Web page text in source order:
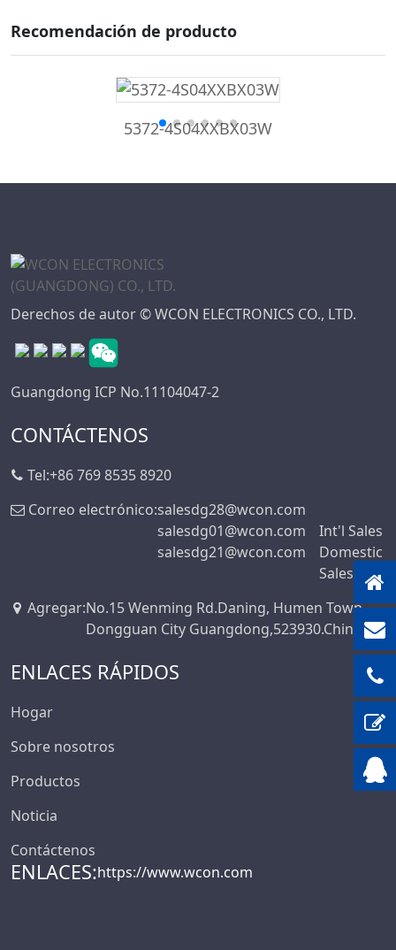
Recomendación de producto
5372-4S04XXBX03W
Derechos de autor © WCON ELECTRONICS CO., LTD.
Guangdong ICP No.11104047-2
CONTÁCTENOS
Tel:+86 769 8535 8920
Correo electrónico:salesdg28@wcon.com
salesdg01@wcon.com
Int'l Sales
salesdg21@wcon.com
Domestic
Sales
Agregar:No.15 Wenming Rd.Daning, Humen Town,
Dongguan City Guangdong,523930.China
ENLACES RÁPIDOS
Hogar
Sobre nosotros
Productos
Noticia
Contáctenos
ENLACES:https://www.wcon.com